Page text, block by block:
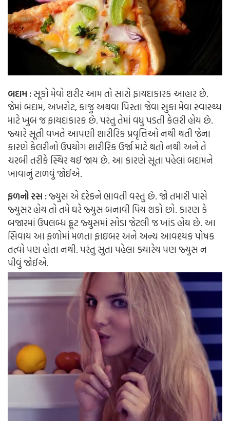
બદામ :સૂકો મેવો શરીર આમ તો સારો ફાયદાકારક આહાર છે.
જેમાં બદામ, અખરોટ, કાજુ અથવા પિસ્તા જેવા સુકા મેવા સ્વાસ્થ્ય
માટે ખુબ જ ફાયદાકારક છે. પરંતુ તેમાં વધુ પડતી કેલરી હોય છે.
જ્યારે સૂતી વખતે આપણી શારીરિક પ્રવૃત્તિઓ નથી થતી જેના
કારણે કેલરીનો ઉપયોગ શારીરિક ઉર્જા માટે થતો નથી અને તે
ચરબી તરીકે સ્થિર થઈ જાય છે. આ કારણે સૂતા પહેલાં બદામને
ખાવાનું ટાળવું જોઈએ.
ફળનો રસ :જ્યુસ એ દરેકને ભાવતી વસ્તુ છે. જો તમારી પાસે
જ્યુસર હોય તો તમે ઘરે જ્યુસ બનાવી પિય શકો છો. કારણ કે
બજારમાં ઉપલબ્ધ ફ્રૂટ જ્યુસમાં સોડા જેટલી જ ખાંડ હોય છે. આ
સિવાય આ ફળોમાં મળતા ફાઇબર અને અન્ય આવશ્યક પોષક
તત્વો પણ હોતા નથી. પરંતુ સુતા પહેલા ક્યારેય પણ જ્યુસ ન
પીવું જોઈએ.